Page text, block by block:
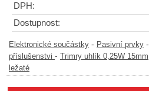
DPH:
Dostupnost:
Elektronické součástky - Pasivní prvky -
příslušenstvi - Trimry uhlík 0,25W 15mm
ležaté